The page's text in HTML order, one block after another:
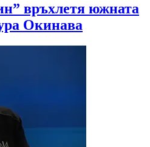
връхлетя южната
Окинава